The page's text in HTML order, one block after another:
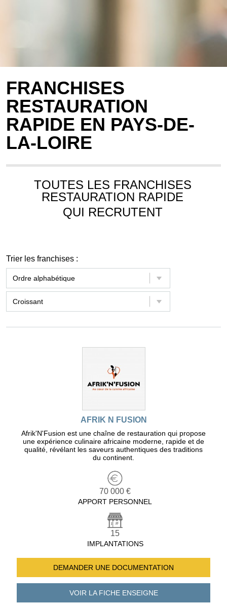
FRANCHISES
RESTAURATION
RAPIDE EN PAYS-DE-
LA-LOIRE
TOUTES LES FRANCHISES
RESTAURATION RAPIDE
QUI RECRUTENT
Trier les franchises :
AFRIK N FUSION
Afrik'N'Fusion est une chaîne de restauration qui propose
une expérience culinaire africaine moderne, rapide et de
qualité, révélant les saveurs authentiques des traditions
du continent.
70 000 €
APPORT PERSONNEL
15
IMPLANTATIONS
DEMANDER UNE DOCUMENTATION
VOIR LA FICHEENSEIGNE